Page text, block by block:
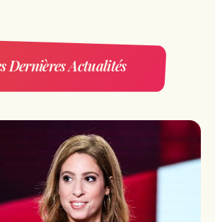
Dernières Actualités